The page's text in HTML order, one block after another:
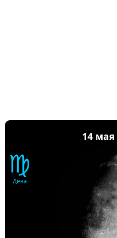
14 мая
♍
Дева